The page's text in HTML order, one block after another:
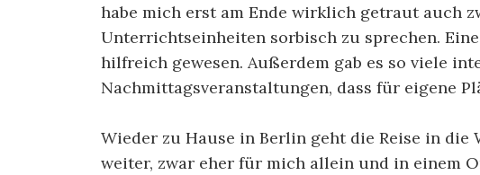
habe mich erst am Ende wirklich getraut auch
Unterrichtseinheiten sorbisch zu sprechen.
hilfreich gewesen. Außerdem gab es so viele
Nachmittagsveranstaltungen, dass für eigene
Wieder zu Hause in Berlin geht die Reise in die
weiter, zwar eher für mich allein und in einem